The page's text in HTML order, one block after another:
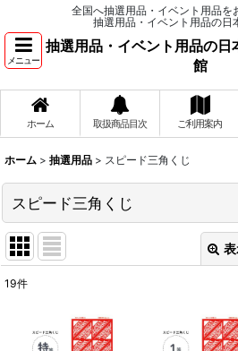
全国へ抽選用品・イベント用品を
抽選用品・イベント用品の日
メニュー
抽選用品・イベント用品の
館
ホーム 取扱商品目次 ご利用案内
ホーム > 抽選用品 > スピード三角くじ
スピード三角くじ
19件